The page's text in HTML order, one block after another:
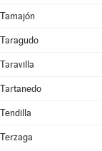
Tamajón
Taragudo
Taravilla
Tartanedo
Tendilla
Terzaga